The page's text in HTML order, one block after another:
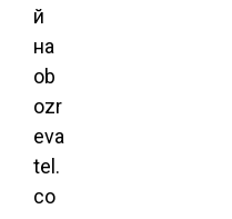
й
на
ob
ozr
eva
tel.
co